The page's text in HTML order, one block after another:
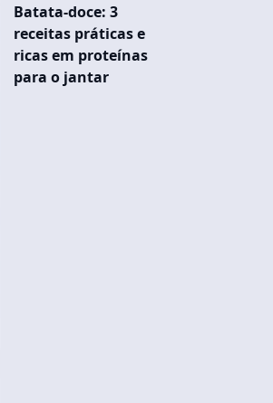
Batata-doce: 3
receitas práticas e
ricas em proteínas
para o jantar